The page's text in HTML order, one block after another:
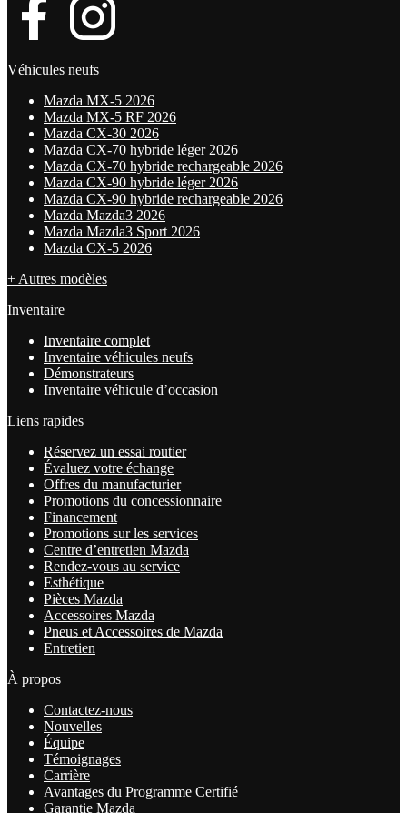
Véhicules neufs
Mazda MX-5 2026
Mazda MX-5 RF 2026
Mazda CX-30 2026
Mazda CX-70 hybride léger 2026
Mazda CX-70 hybride rechargeable 2026
Mazda CX-90 hybride léger 2026
Mazda CX-90 hybride rechargeable 2026
Mazda Mazda3 2026
Mazda Mazda3 Sport 2026
Mazda CX-5 2026
+ Autres modèles
Inventaire
Inventaire complet
Inventaire véhicules neufs
Démonstrateurs
Inventaire véhicule d’occasion
Liens rapides
Réservez un essai routier
Évaluez votre échange
Offres du manufacturier
Promotions du concessionnaire
Financement
Promotions sur les services
Centre d’entretien Mazda
Rendez-vous au service
Esthétique
Pièces Mazda
Accessoires Mazda
Pneus et Accessoires de Mazda
Entretien
À propos
Contactez-nous
Nouvelles
Équipe
Témoignages
Carrière
Avantages du Programme Certifié
Garantie Mazda